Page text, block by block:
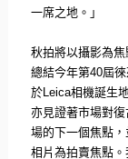
一席之地。」
秋拍將以攝影為焦
總結今年第40屆徠
於Leica相機誕生
亦見證著市場對復
場的下一個焦點
相片為拍賣焦點。